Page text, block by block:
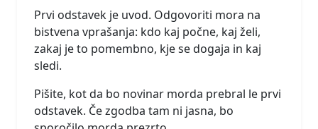
Prvi odstavek je uvod. Odgovoriti mora na
bistvena vprašanja: kdo kaj počne, kaj želi,
zakaj je to pomembno, kje se dogaja in kaj
sledi.
Pišite, kot da bo novinar morda prebral le prvi
odstavek. Če zgodba tam ni jasna, bo